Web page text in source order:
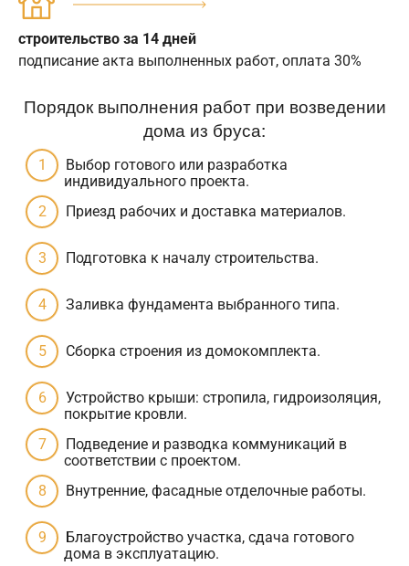
строительство за 14 дней
подписание акта выполненных работ, оплата 30%
Порядок выполнения работ при возведении
дома из бруса:
Выбор готового или разработка
индивидуального проекта.
Приезд рабочих и доставка материалов.
Подготовка к началу строительства.
Заливка фундамента выбранного типа.
Сборка строения из домокомплекта.
Устройство крыши: стропила, гидроизоляция,
покрытие кровли.
Подведение и разводка коммуникаций в
соответствии с проектом.
Внутренние, фасадные отделочные работы.
Благоустройство участка, сдача готового
дома в эксплуатацию.